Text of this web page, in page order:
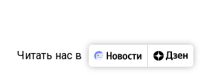
Читать нас в